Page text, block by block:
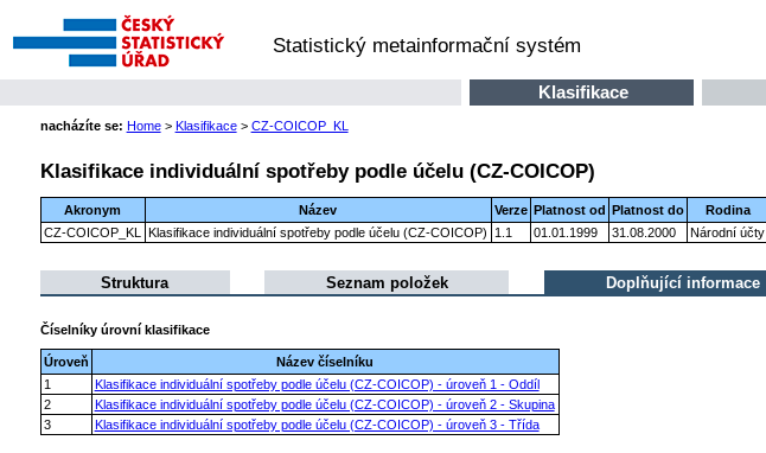
Statistický metainformační systém
Klasifikace
nacházíte se: Home> Klasifikace> CZ-COICOP_KL
Klasifikace individuální spotřeby podle účelu (CZ-COICOP)
Akronym Název Verze Platnost od Platnost do
Rodina
CZ-COICOP_KL
Klasifikace individuální spotřeby podle účelu (CZ-COICOP) 1.1 01.01.1999 31.08.2000 Národní účty
Struktura Seznam položek Doplňující informace
Číselníky úrovní klasifikace
Úroveň
Název číselníku
1
Klasifikace individuální spotřeby podle účelu (CZ-COICOP) - úroveň 1 - Oddíl
2
Klasifikace individuální spotřeby podle účelu (CZ-COICOP) - úroveň 2 - Skupina
3
Klasifikace individuální spotřeby podle účelu (CZ-COICOP) - úroveň 3 - Třída